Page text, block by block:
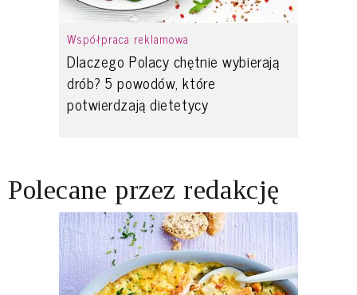
Współpraca reklamowa
Dlaczego Polacy chętnie wybierają
drób? 5 powodów, które
potwierdzają dietetycy
Polecane przez redakcję